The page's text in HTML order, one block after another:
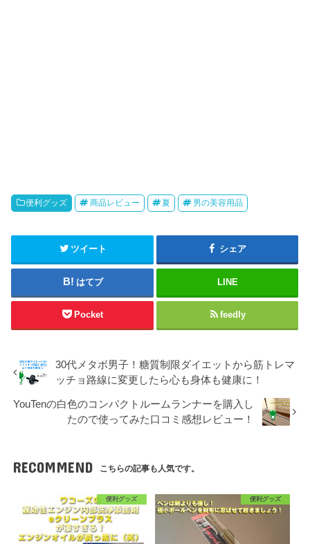
便利グッズ 商品レビュー 夏 男の美容用品
ツイート シェア
はてブ LINE
Pocket feedly
30代メタボ男子！糖質制限ダイエットから筋トレマ
ッチョ路線に変更したら心も身体も健康に！
YouTenの白色のコンパクトルームランナーを購入し
たので使ってみた口コミ感想レビュー！
RECOMMEND こちらの記事も人気です。
便利グッズ 便利グッズ